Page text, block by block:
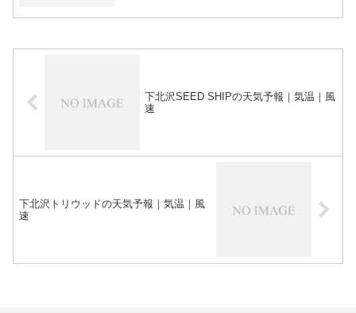
下北沢SEED SHIPの天気予報｜気温｜風
速
下北沢トリウッドの天気予報｜気温｜風
速